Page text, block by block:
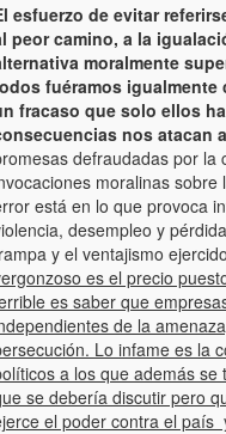
esfuerzo de evitar
peor camino, a la
moralmente
fuéramos
fracaso que solo ellos
nos atacan
defraudadas por la
moralinas
está en lo que provoca
desempleo y
y el ventajismo
es el precio
es saber que
de la
Lo infame es la
a los que además se
se debería discutir pero
el poder contra el país